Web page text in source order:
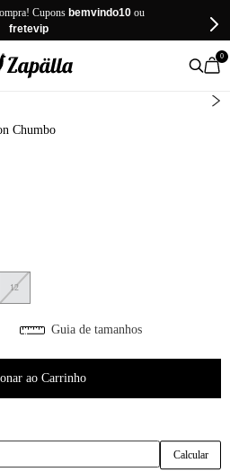
Cupons bemvindo10ou
fretevip
0
Chumbo
12
Guia de tamanhos
ao Carrinho